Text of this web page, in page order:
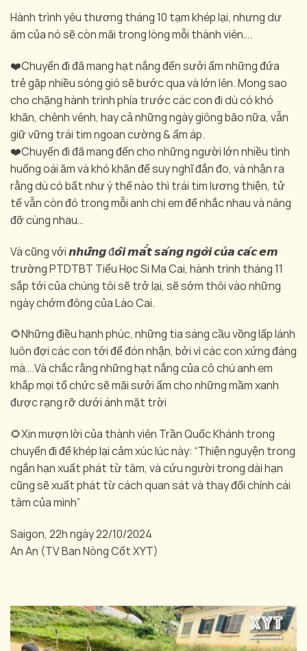
Hành trình yêu thương tháng 10 tạm khép lại, nhưng dư
âm của nó sẽ còn mãi trong lòng mỗi thành viên….
❤️Chuyến đi đã mang hạt nắng đến sưởi ấm những đứa
trẻ gặp nhiều sóng gió sẽ bước qua và lớn lên. Mong sao
cho chặng hành trình phía trước các con đi dù có khó
khăn, chênh vênh, hay cả những ngày giông bão nữa, vẫn
giữ vững trái tim ngoan cường & ấm áp.
❤️Chuyến đi đã mang đến cho những người lớn nhiều tình
huống oái ăm và khó khăn để suy nghĩ đắn đo, và nhận ra
rằng dù có bất như ý thế nào thì trái tim lương thiện, tử
tế vẫn còn đó trong mỗi anh chị em để nhắc nhau và nâng
đỡ cùng nhau…
Và cũng với 𝙣𝙝𝙪̛̃𝙣𝙜 đ𝙤̂𝙞 𝙢𝙖̆́𝙩 𝙨𝙖́𝙣𝙜 𝙣𝙜𝙤̛̀𝙞 𝙘𝙪̉𝙖 𝙘𝙖́𝙘 𝙚𝙢
trường PTDTBT Tiểu Học Si Ma Cai, hành trình tháng 11
sắp tới của chúng tôi sẽ trở lại, sẽ sớm thôi vào những
ngày chớm đông của Lào Cai.
🌻Những điều hạnh phúc, những tia sáng cầu vồng lấp lánh
luôn đợi các con tới để đón nhận, bởi vì các con xứng đáng
mà….Và chắc rằng những hạt nắng của cô chú anh em
khắp mọi tổ chức sẽ mãi sưởi ấm cho những mầm xanh
được rạng rỡ dưới ánh mặt trời
🌻Xin mượn lời của thành viên Trần Quốc Khánh trong
chuyến đi để khép lại cảm xúc lúc này: “Thiện nguyện trong
ngắn hạn xuất phát từ tâm, và cứu người trong dài hạn
cũng sẽ xuất phát từ cách quan sát và thay đổi chính cái
tâm của mình”
Saigon, 22h ngày 22/10/2024
An An (TV Ban Nòng Cốt XYT)